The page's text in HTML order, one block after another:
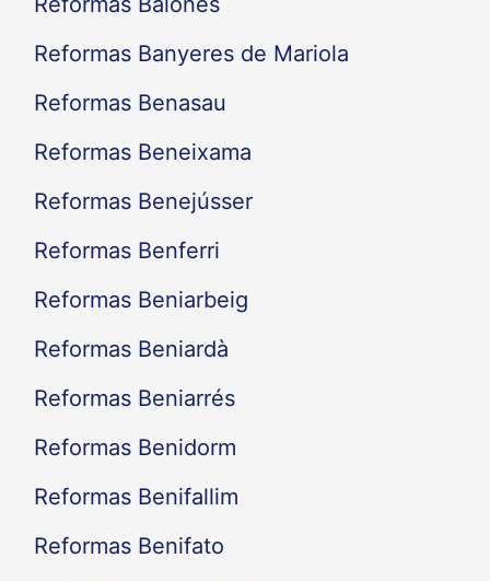
Reformas Banyeres de Mariola
Reformas Benasau
Reformas Beneixama
Reformas Benejússer
Reformas Benferri
Reformas Beniarbeig
Reformas Beniardà
Reformas Beniarrés
Reformas Benidorm
Reformas Benifallim
Reformas Benifato